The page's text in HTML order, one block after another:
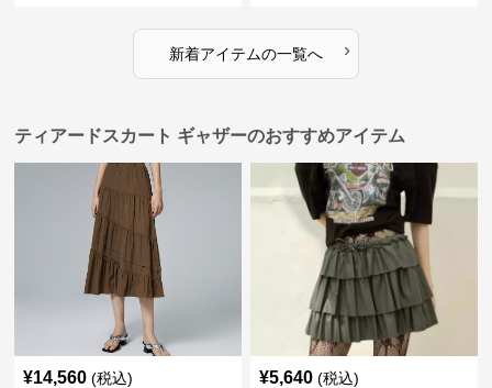
新着アイテムの一覧へ ›
ティアードスカート ギャザーのおすすめアイテム
¥14,560 (税込) ¥5,640 (税込)